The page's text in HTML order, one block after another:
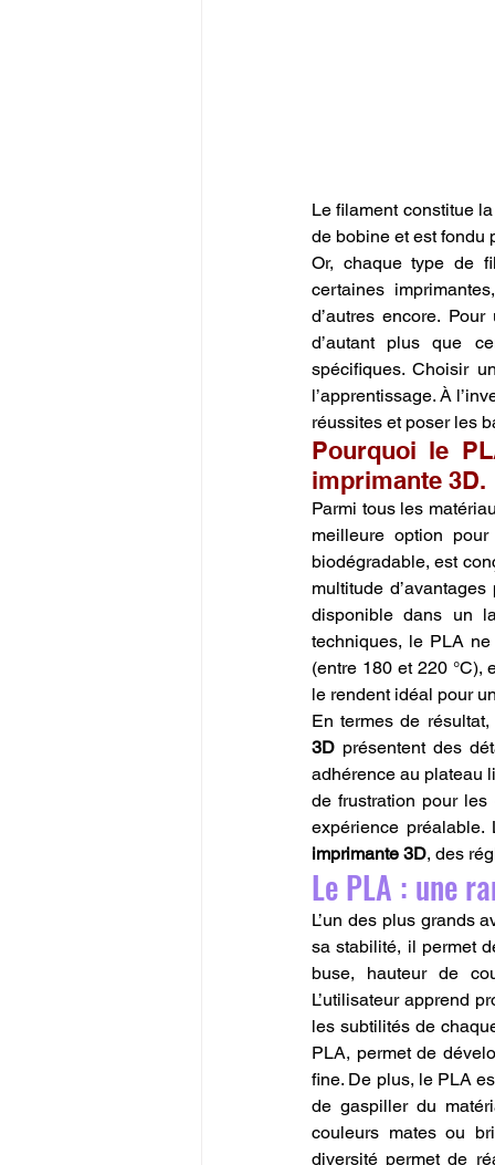
Le filament constitue
de bobine et est fondu
Or, chaque type de
certaines
d’autres encore.
d’autant plus que
spécifiques. Choisir
l’apprentissage. À
réussites et poser les
Pourquoi le
imprimante 3D.
Parmi tous les
meilleure option
biodégradable, est
multitude
disponible dans un
techniques, le PLA
(entre 180 et 220 °C),
le rendent idéal pour
En termes de
3D présentent des
adhérence au plateau
de frustration pour les
imprimante 3D, des
Le PLA : une
L’un des plus grands
sa stabilité, il permet
buse, hauteur de
L’utilisateur apprend
les subtilités de
PLA, permet de
fine. De plus, le PLA
de gaspiller du
couleurs mates ou
diversité permet de